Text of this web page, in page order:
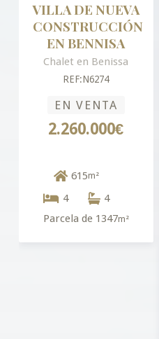
VILLA DE NUEVA
CONSTRUCCIÓN
EN BENNISA
Chalet en Benissa
REF:N6274
EN VENTA
2.260.000€
615m²
4
4
Parcela de 1347m²